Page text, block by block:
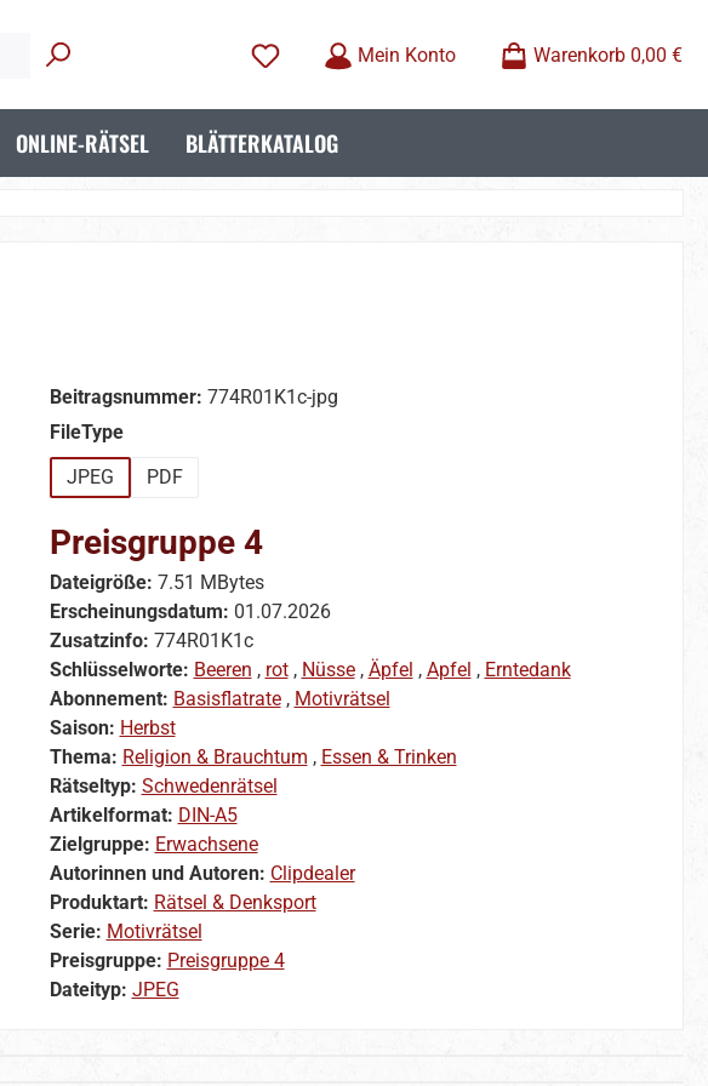
Mein Konto
Warenkorb 0,00 €
ONLINE-RÄTSEL BLÄTTERKATALOG
Beitragsnummer: 774R01K1c-jpg
FileTypeauswählen
JPEG
PDF
Preisgruppe 4
Dateigröße: 7.51 MBytes
Erscheinungsdatum: 01.07.2026
Zusatzinfo: 774R01K1c
Schlüsselworte: Beeren , rot, Nüsse, Äpfel , Apfel , Erntedank
Abonnement: Basisflatrate, Motivrätsel
Saison: Herbst
Thema: Religion & Brauchtum , Essen & Trinken
Rätseltyp: Schwedenrätsel
Artikelformat: DIN-A5
Zielgruppe: Erwachsene
Autorinnen und Autoren: Clipdealer
Produktart: Rätsel & Denksport
Serie: Motivrätsel
Preisgruppe: Preisgruppe 4
Dateityp: JPEG